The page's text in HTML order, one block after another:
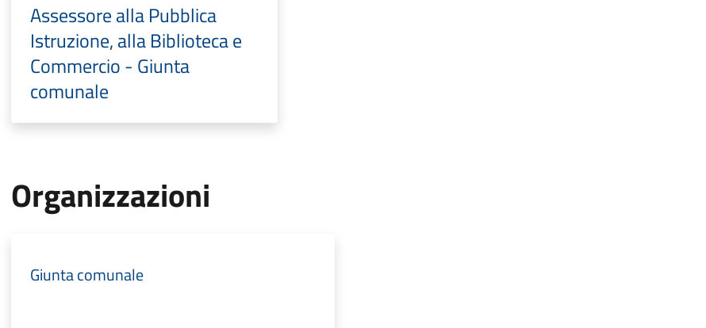
Assessore alla Pubblica
Istruzione, alla Biblioteca e
Commercio - Giunta
comunale
Organizzazioni
Giunta comunale